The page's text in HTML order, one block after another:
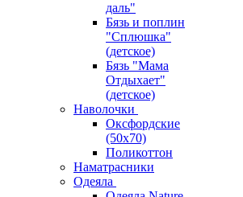
даль"
Бязь и поплин
"Сплюшка"
(детское)
Бязь "Мама
Отдыхает"
(детское)
Наволочки
Оксфордские
(50х70)
Поликоттон
Наматрасники
Одеяла